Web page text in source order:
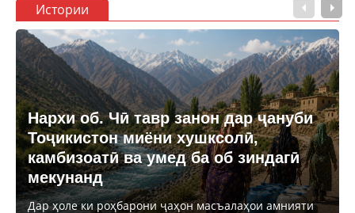
Истории
Нархи об. Чӣ тавр занон дар ҷануби
Тоҷикистон миёни хушксолӣ,
камбизоатӣ ва умед ба об зиндагӣ
мекунанд
Дар ҳоле ки роҳбарони ҷаҳон масъалаҳои амнияти